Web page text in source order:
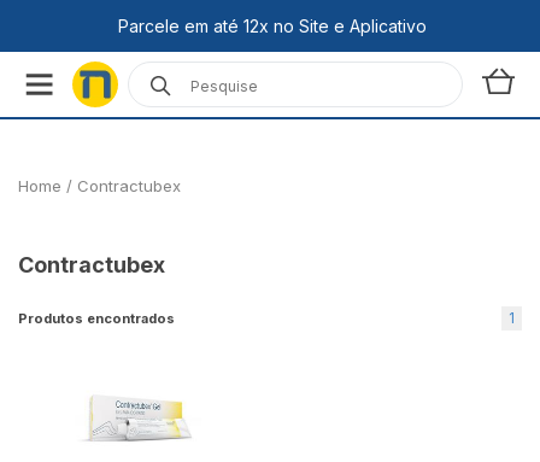
Home / Contractubex
Contractubex
Produtos encontrados 1